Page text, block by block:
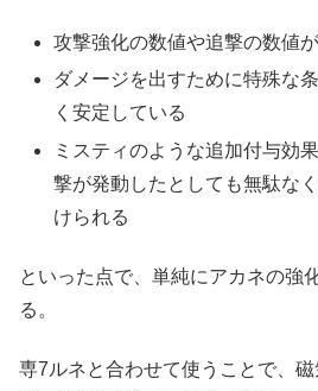
攻撃強化の数値や追撃の数値
ダメージを出すために特殊な
く安定している
ミスティのような追加付与効
撃が発動したとしても無駄な
けられる
といった点で、単純にアカネの強
る。
専7ルネと合わせて使うことで、